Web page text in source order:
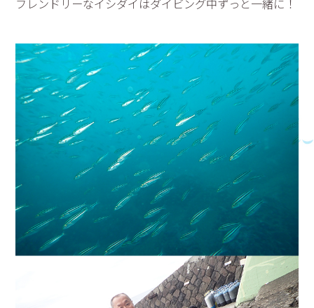
フレンドリーなイシダイはダイビング中ずっと一緒に！